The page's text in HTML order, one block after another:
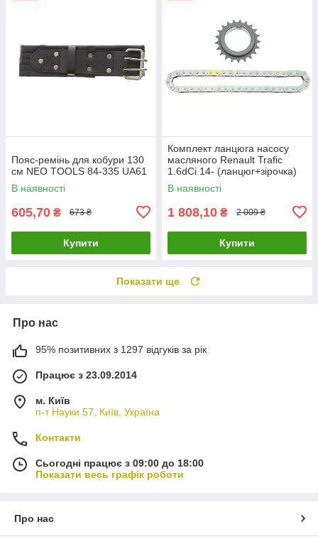
Пояс-ремінь для кобури 130
см NEO TOOLS 84-335 UA61
В наявності
605,70 ₴ 673 ₴
Купити
Комплект ланцюга насосу
масляного Renault Trafic
1.6dCi 14- (ланцюг+зірочка)
(ном. двиг. >16071
150A00005R UA61
В наявності
1 808,10 ₴ 2 009 ₴
Купити
Показати ще
Про нас
95% позитивних з 1297 відгуків за рік
Працює з 23.09.2014
м. Київ
п-т Науки 57, Київ, Україна
Контакти
Сьогодні працює з 09:00 до 18:00
Показати весь графік роботи
Про нас